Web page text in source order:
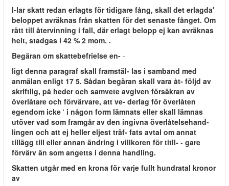
l-lar skatt redan erlagts för tidigare fång, skall det erlagda'
beloppet avräknas från skatten för det senaste fånget. Om
rätt till återvinning i fall, där erlagt belopp ej kan avräknas
helt, stadgas i 42 % 2 mom. .
Begäran om skattebefrielse en- -
ligt denna paragraf skall framstäl- las i samband med
anmälan enligt 17 5. Sådan begäran skall vara åt- följd av
skriftlig, på heder och samvete avgiven försäkran av
överlåtare och förvärvare, att ve- derlag för överlåten
egendom icke ' i någon form lämnats eller skall lämnas
utöver vad som framgår av den ingivna överlåtelsehand-
lingen och att ej heller eljest träf- fats avtal om annat
tillägg till eller annan ändring i villkoren för titll- - gare
förvärv än som angetts i denna handling.
Skatten utgår med en krona för varje fullt hundratal kronor
av